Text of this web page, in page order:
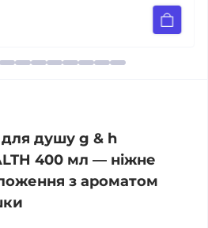
душу g & h
400 мл — ніжне
з ароматом